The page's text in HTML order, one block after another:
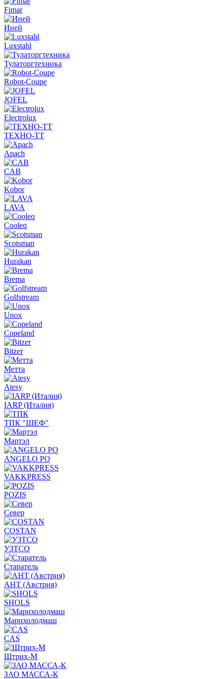
Fimar
Иней
Luxstahl
Тулаторгтехника
Robot-Coupe
JOFEL
Electrolux
ТЕХНО-ТТ
Apach
CAB
Kobor
LAVA
Cooleq
Scotsman
Hurakan
Brema
Golfstream
Unox
Copeland
Bitzer
Метта
Atesy
IARP (Италия)
ТПК "ШЕФ"
Мартэл
ANGELO PO
VAKKPRESS
POZIS
Север
COSTAN
УЗТСО
Старатель
АНТ (Австрия)
SHOLS
Марихолодмаш
CAS
Штрих-М
ЗАО МАССА-К